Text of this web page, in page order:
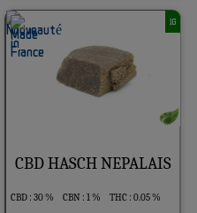
1G
CBD HASCH NEPALAIS
CBD : 30 % CBN : 1 % THC : 0.05 %